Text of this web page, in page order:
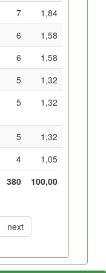
7
1,84
6
1,58
6
1,58
5
1,32
5 1,32
5
1,32
4
1,05
380
100,00
next